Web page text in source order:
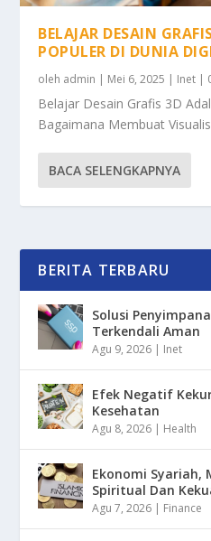
BELAJAR DESAIN
POPULER DI DUNIA
oleh admin | Mei 6, 2025 | Inet |
Belajar Desain Grafis 3D
Bagaimana Membuat
BACA SELENGKAPNYA
BERITA TERBARU
Solusi
Terkendali Aman
Agu 9, 2026 | Inet
Efek Negatif
Kesehatan
Agu 8, 2026 | Health
Ekonomi Syariah,
Spiritual Dan
Agu 7, 2026 | Finance